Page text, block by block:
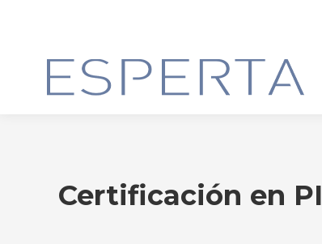
Certificación en PI